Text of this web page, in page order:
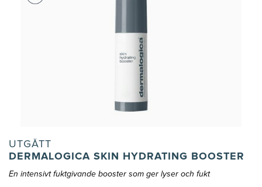
UTGÅTT
DERMALOGICA SKIN HYDRATING BOOSTER
En intensivt fuktgivande booster som ger lyser och fukt